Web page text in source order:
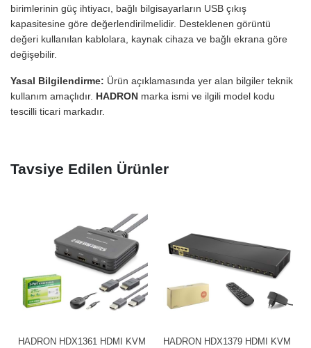
birimlerinin güç ihtiyacı, bağlı bilgisayarların USB çıkış
kapasitesine göre değerlendirilmelidir. Desteklenen görüntü
değeri kullanılan kablolara, kaynak cihaza ve bağlı ekrana göre
değişebilir.
Yasal Bilgilendirme: Ürün açıklamasında yer alan bilgiler teknik
kullanım amaçlıdır. HADRON marka ismi ve ilgili model kodu
tescilli ticari markadır.
Tavsiye Edilen Ürünler
HADRON HDX1361 HDMI KVM
HADRON HDX1379 HDMI KVM